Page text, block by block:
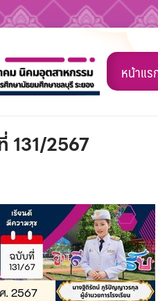
หน้าแร
131/2567